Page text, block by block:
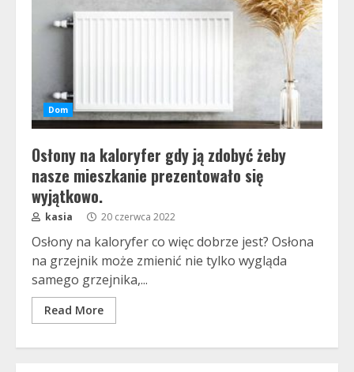
Dom
Osłony na kaloryfer gdy ją zdobyć żeby
nasze mieszkanie prezentowało się
wyjątkowo.
kasia 20 czerwca 2022
Osłony na kaloryfer co więc dobrze jest? Osłona
na grzejnik może zmienić nie tylko wygląda
samego grzejnika,...
Read More